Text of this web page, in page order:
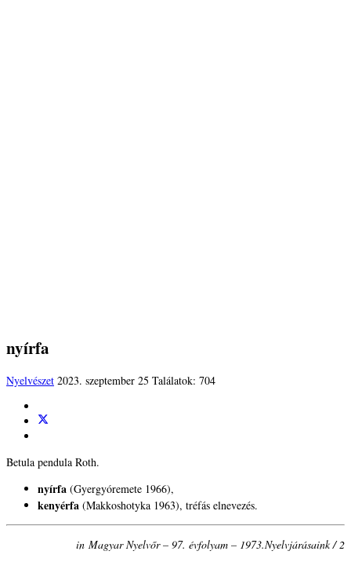
nyírfa
Nyelvészet 2023. szeptember 25 Találatok: 704
Betula pendula Roth.
nyírfa (Gyergyóremete 1966),
kenyérfa (Makkoshotyka 1963), tréfás elnevezés.
in Magyar Nyelvőr – 97. évfolyam – 1973.Nyelvjárásaink / 2